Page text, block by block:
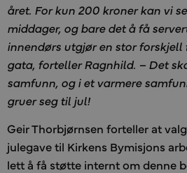
året. For kun 200 kroner kan vi
middager, og bare det å få
innendørs utgjør en stor forskjell
gata, forteller Ragnhild. – Det
samfunn, og i et varmere
gruer seg til jul!
Geir Thorbjørnsen forteller at
julegave til Kirkens Bymisjons
lett å få støtte internt om denne